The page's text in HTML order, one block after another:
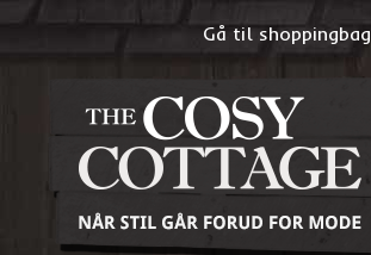
Gå til shoppingbag